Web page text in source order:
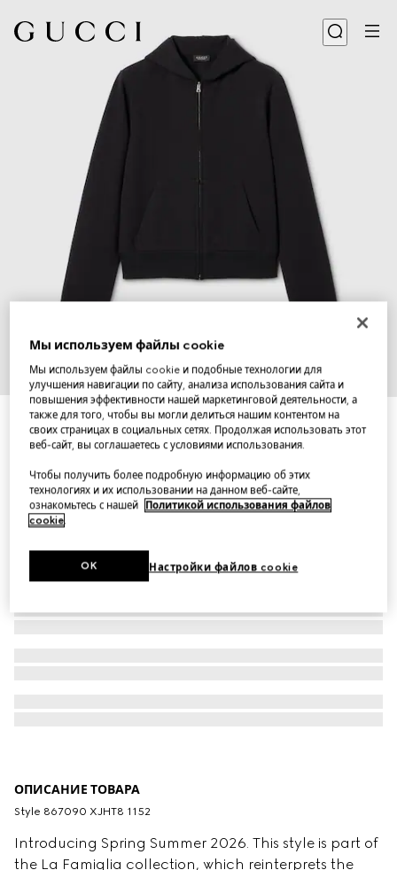
/5
Cotton jersey and cashmere zip jacket
ОПИСАНИЕ ТОВАРА
Style ‎867090 XJHT8 1152
Introducing Spring Summer 2026. This style is part of
the La Famiglia collection, which reinterprets the
Мы используем файлы cookie
Мы используем файлы cookie и подобные технологии для
улучшения навигации по сайту, анализа использования сайта и
повышения эффективности нашей маркетинговой деятельности, а
также для того, чтобы вы могли делиться нашим контентом на
своих страницах в социальных сетях. Продолжая использовать этот
веб-сайт, вы соглашаетесь с условиями использования.
Чтобы получить более подробную информацию об этих
технологиях и их использовании на данном веб-сайте,
ознакомьтесь с нашей
Политикой использования файлов
cookie.
Настройки файлов cookie
OK